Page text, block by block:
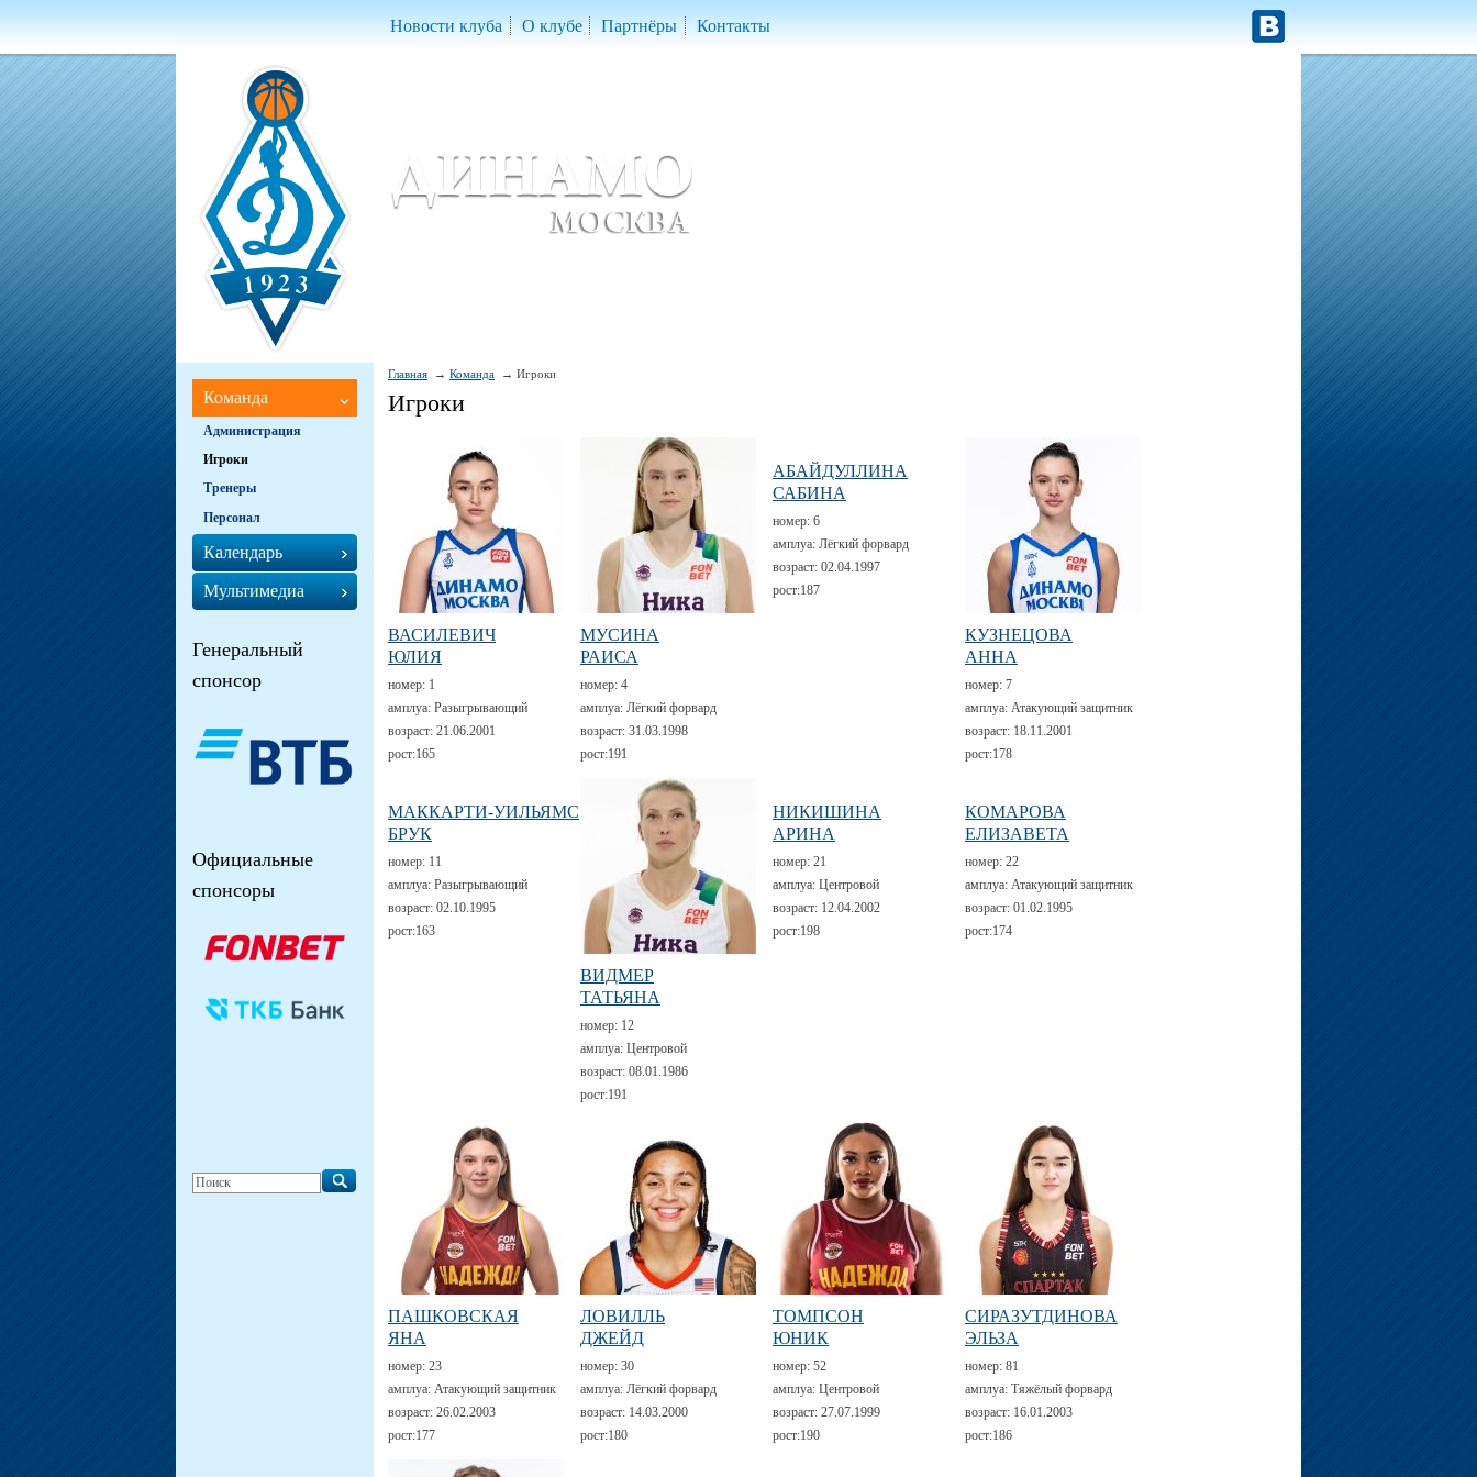
Новости клуба О клубе Партнёры Контакты
Главная Команда Игроки
Игроки
ВАСИЛЕВИЧ
ЮЛИЯ
номер: 1
амплуа: Разыгрывающий
возраст: 21.06.2001
рост:165
МУСИНА
РАИСА
номер: 4
амплуа: Лёгкий форвард
возраст: 31.03.1998
рост:191
АБАЙДУЛЛИНА
САБИНА
номер: 6
амплуа: Лёгкий форвард
возраст: 02.04.1997
рост:187
КУЗНЕЦОВА
АННА
номер: 7
амплуа: Атакующий защитник
возраст: 18.11.2001
рост:178
МАККАРТИ-УИЛЬЯМС
БРУК
номер: 11
амплуа: Разыгрывающий
возраст: 02.10.1995
рост:163
ВИДМЕР
ТАТЬЯНА
номер: 12
амплуа: Центровой
возраст: 08.01.1986
рост:191
НИКИШИНА
АРИНА
номер: 21
амплуа: Центровой
возраст: 12.04.2002
рост:198
КОМАРОВА
ЕЛИЗАВЕТА
номер: 22
амплуа: Атакующий защитник
возраст: 01.02.1995
рост:174
ПАШКОВСКАЯ
ЯНА
номер: 23
амплуа: Атакующий защитник
возраст: 26.02.2003
рост:177
ЛОВИЛЛЬ
ДЖЕЙД
номер: 30
амплуа: Лёгкий форвард
возраст: 14.03.2000
рост:180
ТОМПСОН
ЮНИК
номер: 52
амплуа: Центровой
возраст: 27.07.1999
рост:190
СИРАЗУТДИНОВА
ЭЛЬЗА
номер: 81
амплуа: Тяжёлый форвард
возраст: 16.01.2003
рост:186
Команда
Администрация
Игроки
Тренеры
Персонал
Календарь
Мультимедиа
Генеральный
спонсор
Официальные
спонсоры